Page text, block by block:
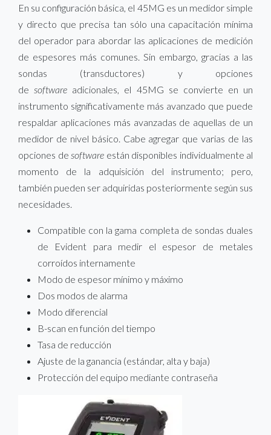
En su configuración básica, el 45MG es un medidor simple
y directo que precisa tan sólo una capacitación mínima
del operador para abordar las aplicaciones de medición
de espesores más comunes. Sin embargo, gracias a las
sondas (transductores) y opciones
de software adicionales, el 45MG se convierte en un
instrumento significativamente más avanzado que puede
respaldar aplicaciones más avanzadas de aquellas de un
medidor de nivel básico. Cabe agregar que varias de las
opciones de software están disponibles individualmente al
momento de la adquisición del instrumento; pero,
también pueden ser adquiridas posteriormente según sus
necesidades.
Compatible con la gama completa de sondas duales
de Evident para medir el espesor de metales
corroídos internamente
Modo de espesor mínimo y máximo
Dos modos de alarma
Modo diferencial
B-scan en función del tiempo
Tasa de reducción
Ajuste de la ganancia (estándar, alta y baja)
Protección del equipo mediante contraseña